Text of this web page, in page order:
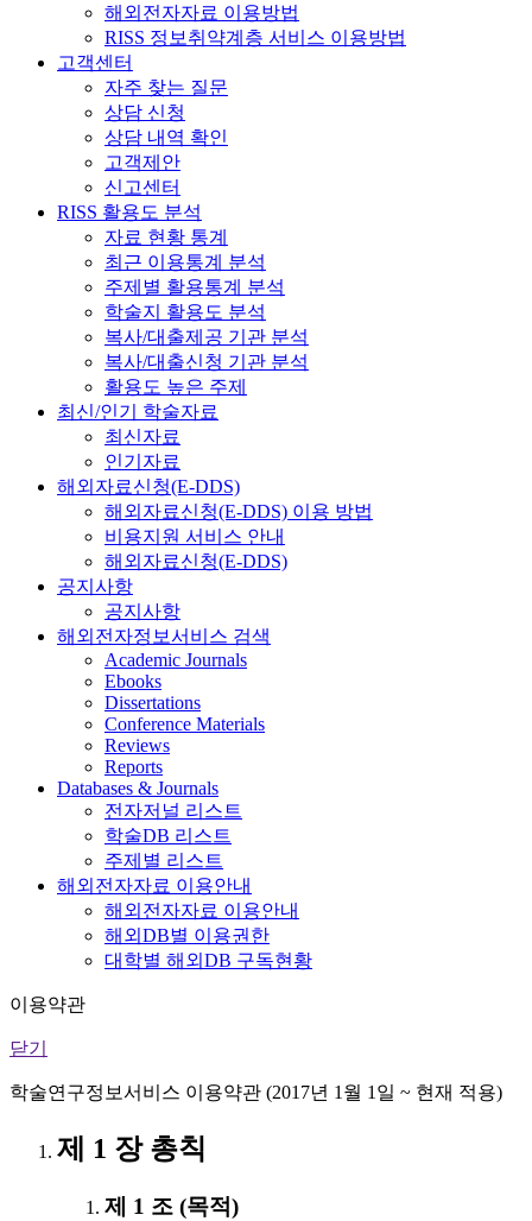
해외전자자료 이용방법
RISS 정보취약계층 서비스 이용방법
고객센터
자주 찾는 질문
상담 신청
상담 내역 확인
고객제안
신고센터
RISS 활용도 분석
자료 현황 통계
최근 이용통계 분석
주제별 활용통계 분석
학술지 활용도 분석
복사/대출제공 기관 분석
복사/대출신청 기관 분석
활용도 높은 주제
최신/인기 학술자료
최신자료
인기자료
해외자료신청(E-DDS)
해외자료신청(E-DDS) 이용 방법
비용지원 서비스 안내
해외자료신청(E-DDS)
공지사항
공지사항
해외전자정보서비스 검색
Academic Journals
Ebooks
Dissertations
Conference Materials
Reviews
Reports
Databases & Journals
전자저널 리스트
학술DB 리스트
주제별 리스트
해외전자자료 이용안내
해외전자자료 이용안내
해외DB별 이용권한
대학별 해외DB 구독현황
이용약관
닫기
학술연구정보서비스 이용약관 (2017년 1월 1일 ~ 현재 적용)
제 1 장 총칙
제 1 조 (목적)